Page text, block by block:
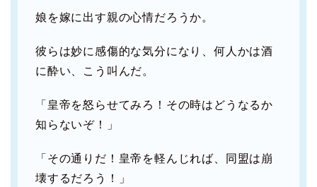
娘を嫁に出す親の心情だろうか。
彼らは妙に感傷的な気分になり、何人かは酒
に酔い、こう叫んだ。
「皇帝を怒らせてみろ！その時はどうなるか
知らないぞ！」
「その通りだ！皇帝を軽んじれば、同盟は崩
壊するだろう！」